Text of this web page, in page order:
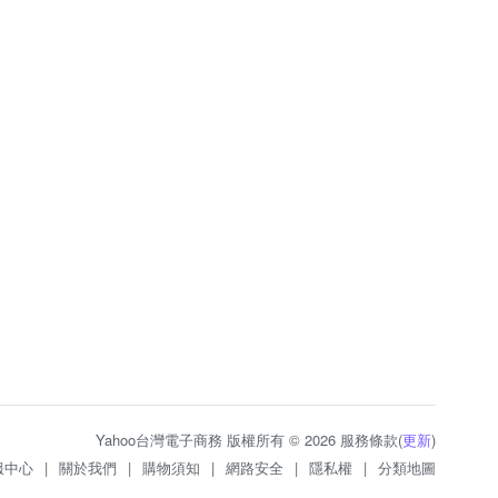
Yahoo台灣電子商務 版權所有 © 2026 服務條款(更新)
中心 | 關於我們 | 購物須知 | 網路安全 | 隱私權 | 分類地圖